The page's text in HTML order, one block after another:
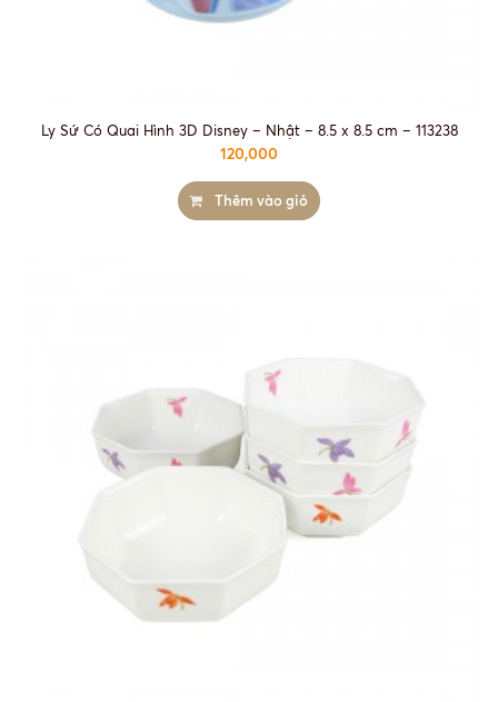
Ly Sứ Có Quai Hình 3D Disney – Nhật – 8.5 x 8.5 cm – 113238
120,000
Thêm vào giỏ